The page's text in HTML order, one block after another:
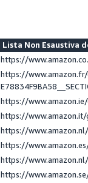
Lista Non Esaustiva
https://
https://
https://
https://
https://
https://
https://
https://